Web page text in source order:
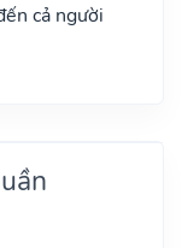
cả người